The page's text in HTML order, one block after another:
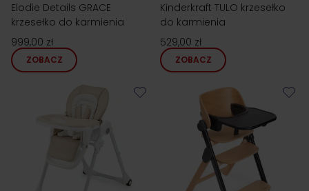
Elodie Details GRACE
krzesełko do karmienia
999,00 zł
ZOBACZ
Kinderkraft TULO krzesełko
do karmienia
529,00 zł
ZOBACZ